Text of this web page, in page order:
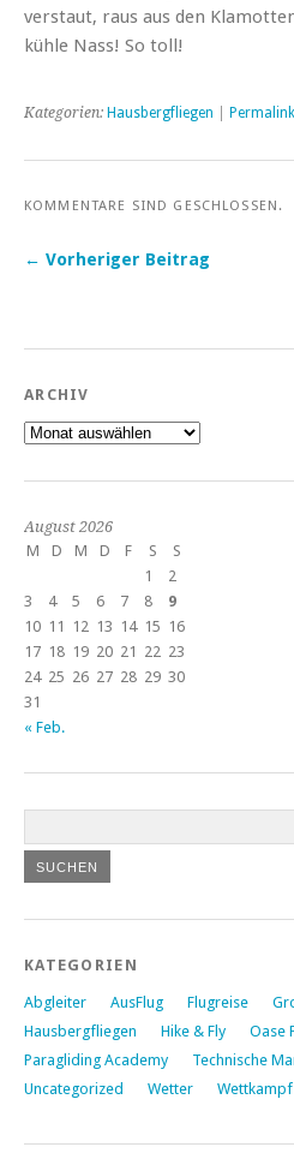
verstaut, raus aus den
kühle Nass! So toll!
Kategorien: Hausbergfliegen Permalink
KOMMENTARE SIND GESCHLOSSEN.
← Vorheriger Beitrag
ARCHIV
Archiv
August 2026
M
D M D F S
S
1
2
3
4 5 6 7 8
9
10 11 12 13 14 15 16
17 18 19 20 21 22 23
24 25 26 27 28 29 30
31
« Feb.
KATEGORIEN
Abgleiter AusFlug Flugreise
Hausbergfliegen
Hike & Fly Oase
Paragliding Academy
Technische
Uncategorized
Wetter Wettkampf